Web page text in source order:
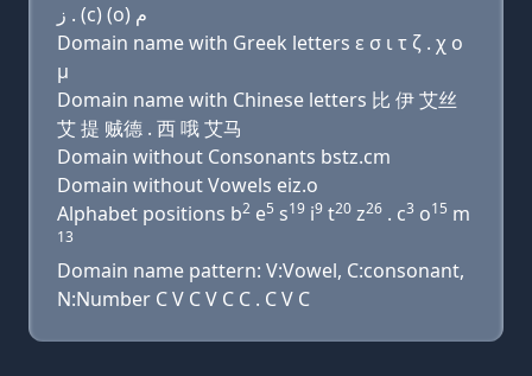
ﺯ . (c) (o) ﻡ
Domain name with Greek letters ε σ ι τ ζ . χ ο
μ
Domain name with Chinese letters 比 伊 艾丝
艾 提 贼德 . 西 哦 艾马
Domain without Consonants bstz.cm
Domain without Vowels eiz.o
Alphabet positions b2 e5 s19 i9 t20 z26 . c3 o15 m
13
Domain name pattern: V:Vowel, C:consonant,
N:Number C V C V C C . C V C